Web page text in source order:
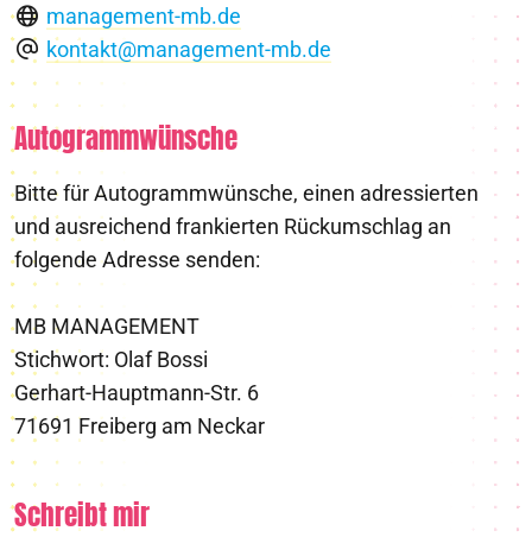
management-mb.de
kontakt@management-mb.de
Autogrammwünsche
Bitte für Autogrammwünsche, einen adressierten
und ausreichend frankierten Rückumschlag an
folgende Adresse senden:
MB MANAGEMENT
Stichwort: Olaf Bossi
Gerhart-Hauptmann-Str. 6
71691 Freiberg am Neckar
Schreibt mir